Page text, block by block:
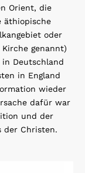
Orient, die
äthiopische
oder
genannt)
Deutschland
in England
wieder
dafür war
und der
der Christen.